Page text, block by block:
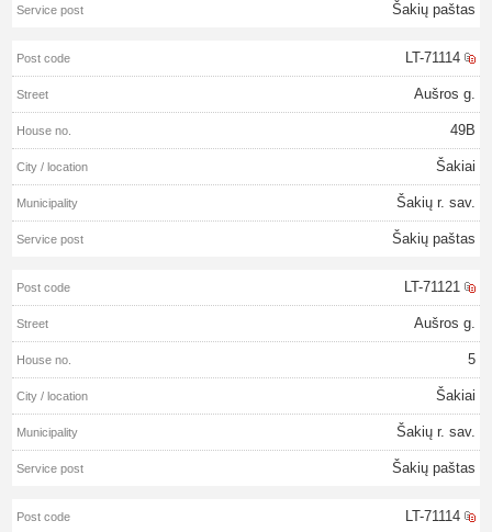
Šakių paštas
LT-71114
Aušros g.
49B
Šakiai
Šakių r. sav.
Šakių paštas
LT-71121
Aušros g.
5
Šakiai
Šakių r. sav.
Šakių paštas
LT-71114